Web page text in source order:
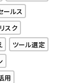
ールス
スク
ツール選定
用